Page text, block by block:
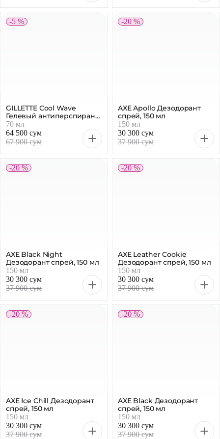
-5 %
GILLETTE Cool Wave
Гелевый антиперспирант
мужской, 70 мл
70 мл
64 500 сум
67 900 сум
-20 %
AXE Apollo Дезодорант
спрей, 150 мл
150 мл
30 300 сум
37 900 сум
-20 %
AXE Black Night
Дезодорант спрей, 150 мл
150 мл
30 300 сум
37 900 сум
-20 %
AXE Leather Cookie
Дезодорант спрей, 150 мл
150 мл
30 300 сум
37 900 сум
-20 %
AXE Ice Chill Дезодорант
спрей, 150 мл
150 мл
30 300 сум
37 900 сум
-20 %
AXE Black Дезодорант
спрей, 150 мл
150 мл
30 300 сум
37 900 сум